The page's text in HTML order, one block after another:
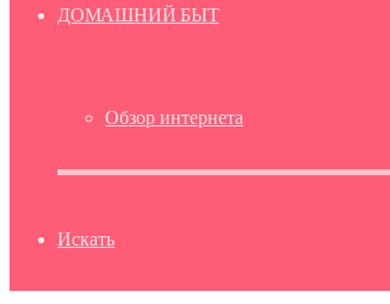
ДОМАШНИЙ БЫТ
Обзор интернета
Искать